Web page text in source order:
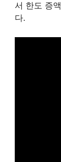
서 한도 증
다.